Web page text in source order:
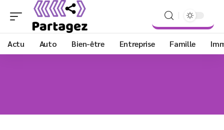
Actu Auto Bien-être Entreprise Famille